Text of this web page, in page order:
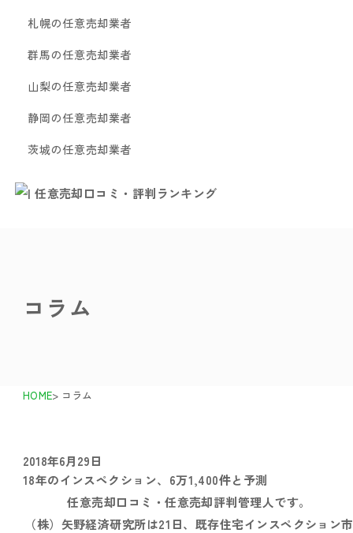
札幌の任意売却業者
群馬の任意売却業者
山梨の任意売却業者
静岡の任意売却業者
茨城の任意売却業者
コラム
HOME> コラム
2018年6月29日
18年のインスペクション、6万1,400件と予測
任意売却口コミ・任意売却評判管理人です。
（株）矢野経済研究所は21日、既存住宅インスペクション市